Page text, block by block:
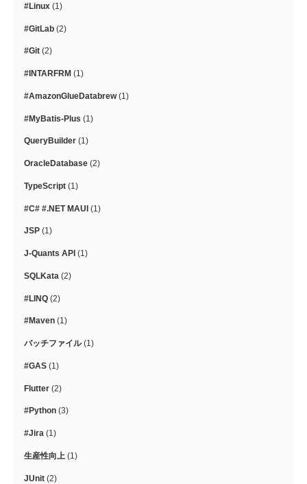
#Linux (1)
#GitLab (2)
#Git (2)
#INTARFRM (1)
#AmazonGlueDatabrew(1)
#MyBatis-Plus (1)
QueryBuilder (1)
OracleDatabase (2)
TypeScript (1)
#C# #.NET MAUI (1)
JSP (1)
J-Quants API (1)
SQLKata (2)
#LINQ (2)
#Maven (1)
バッチファイル(1)
#GAS (1)
Flutter (2)
#Python (3)
#Jira (1)
生産性向上 (1)
JUnit (2)